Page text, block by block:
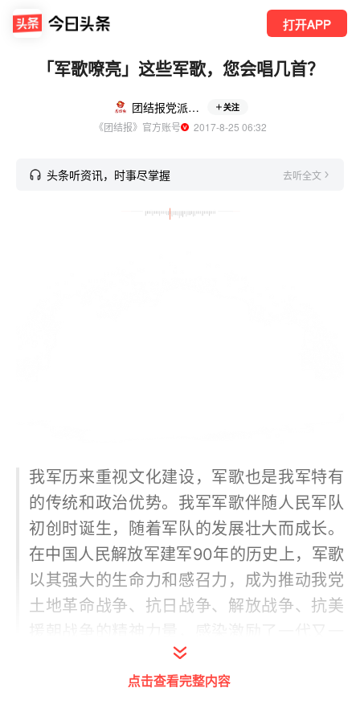
打开APP
「军歌嘹亮」这些军歌，您会唱几首？
团结报党派e家 关注
《团结报》官方账号
  2017-8-25 06:32
头条听资讯，时事尽掌握 去听全文
我军历来重视文化建设，军歌也是我军特有
的传统和政治优势。我军军歌伴随人民军队
初创时诞生，随着军队的发展壮大而成长。
在中国人民解放军建军90年的历史上，军歌
以其强大的生命力和感召力，成为推动我党
土地革命战争、抗日战争、解放战争、抗美
代革命军人前赴后继、英勇顽强地战斗和生
点击查看完整内容